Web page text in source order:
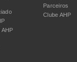
Parceiros
Clube AHP